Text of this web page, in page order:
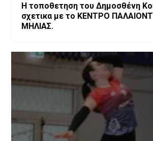
Η τοποθετηση του Δημοσθένη
σχετικα με το ΚΕΝΤΡΟ
ΜΗΛΙΑΣ.